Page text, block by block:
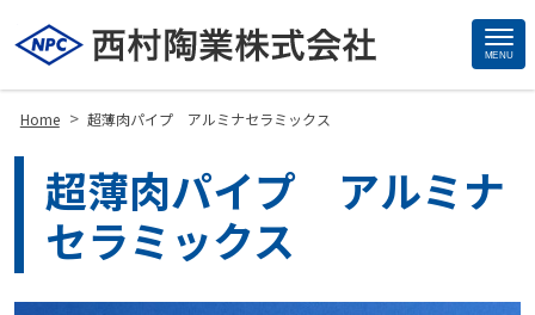
MENU
Home > 超薄肉パイプ アルミナセラミックス
超薄肉パイプ アルミナ
セラミックス
Site
Footer